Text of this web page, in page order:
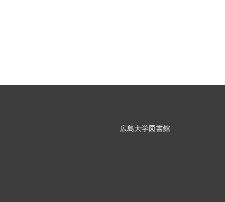
広島大学図書館